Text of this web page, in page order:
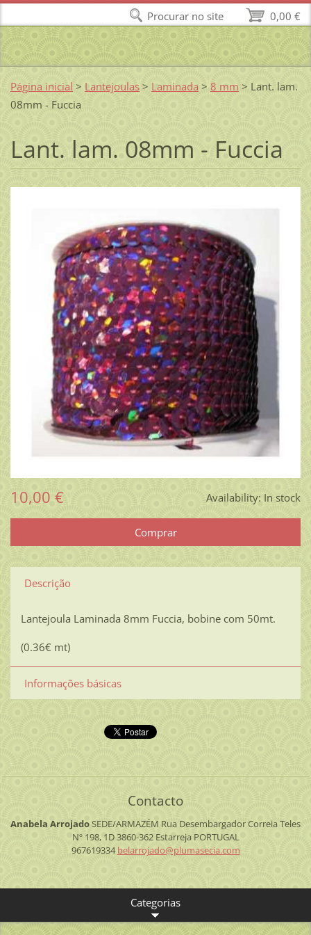
Página inicial > Lantejoulas > Laminada > 8 mm > Lant. lam.
08mm - Fuccia
Lant. lam. 08mm - Fuccia
Availability: In stock
10,00 €
Descrição
Lantejoula Laminada 8mm Fuccia, bobine com 50mt.
(0.36€ mt)
Informações básicas
Contacto
Anabela ArrojadoSEDE/ARMAZÉM Rua Desembargador Correia Teles
Nº 198, 1D3860-362 EstarrejaPORTUGAL
967619334belarrojado@plumasecia.com
Categorias
0,00 €
Procurar no site